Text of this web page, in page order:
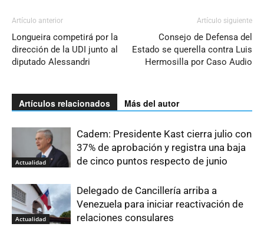
Artículo anterior
Longueira competirá por la
dirección de la UDI junto al
diputado Alessandri
Artículo siguiente
Consejo de Defensa del
Estado se querella contra Luis
Hermosilla por Caso Audio
Artículos relacionados Más del autor
Actualidad
Cadem: Presidente Kast cierra julio con
37% de aprobación y registra una baja
de cinco puntos respecto de junio
Actualidad
Delegado de Cancillería arriba a
Venezuela para iniciar reactivación de
relaciones consulares